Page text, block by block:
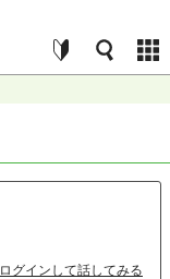
ログインして話してみる